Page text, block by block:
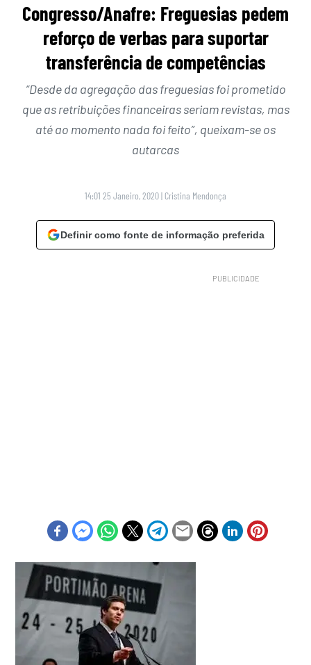
Congresso/Anafre: Freguesias pedem
reforço de verbas para suportar
transferência de competências
“Desde da agregação das freguesias foi prometido
que as retribuições financeiras seriam revistas, mas
até ao momento nada foi feito”, queixam-se os
autarcas
14:01 25 Janeiro, 2020| Cristina Mendonça
Definir como fonte de informação preferida